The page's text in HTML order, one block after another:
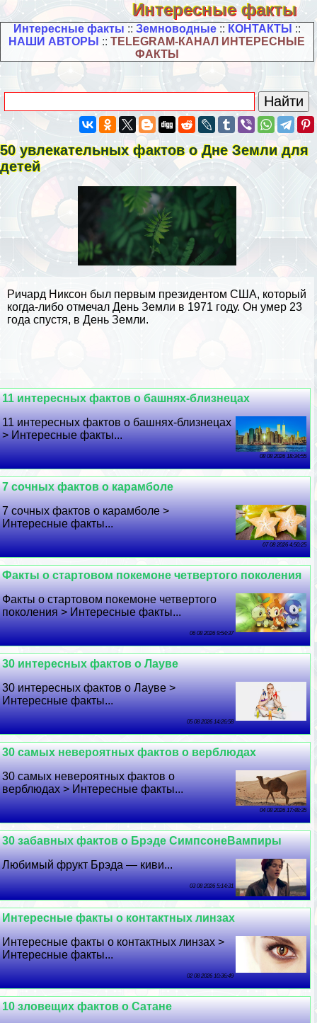
Интересные факты
Интересные факты :: Земноводные:: КОНТАКТЫ ::
НАШИ АВТОРЫ ::TELEGRAM-КАНАЛ ИНТЕРЕСНЫЕ
ФАКТЫ
50 увлекательных фактов о Дне Земли для
детей
Ричард Никсон был первым президентом США, который
когда-либо отмечал День Земли в 1971 году. Он умер 23
года спустя, в День Земли.
11 интересных фактов о башнях-близнецах
11 интересных фактов о башнях-близнецах
> Интересные факты...
08 08 2026 18:34:55
7 сочных фактов о карамболе
7 сочных фактов о карамболе >
Интересные факты...
07 08 2026 4:50:25
Факты о стартовом покемоне четвертого поколения
Факты о стартовом покемоне четвертого
поколения > Интересные факты...
06 08 2026 9:54:37
30 интересных фактов о Лауве
30 интересных фактов о Лауве >
Интересные факты...
05 08 2026 14:26:58
30 самых невероятных фактов о верблюдах
30 самых невероятных фактов о
верблюдах > Интересные факты...
04 08 2026 17:48:35
30 забавных фактов о Брэде СимпсонеВампиры
Любимый фрукт Брэда — киви...
03 08 2026 5:14:31
Интересные факты о контактных линзах
Интересные факты о контактных линзах >
Интересные факты...
02 08 2026 10:36:49
10 зловещих фактов о Сатане